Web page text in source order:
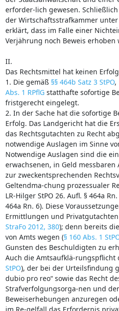
erforder-lich gewesen.
der Wirtschaftsstrafkammer
erklärt, dass im Falle einer
Verjährung noch Beweis erhoben
II.
Das Rechtsmittel hat keinen
1. Die gemäß §§ 464b Satz 3 StPO,
Abs. 1 RPflGstatthafte sofortige
fristgerecht eingelegt.
2. In der Sache hat die sofortige
Erfolg. Das Landgericht hat die
das Rechtsgutachten zu Recht
notwendige Auslagen im Sinne
Notwendige Auslagen sind die
erwachsenen, in Geld
zur zweckentsprechenden
Geltendma-chung prozessualer
LR-Hilger StPO 26. Aufl. § 464a
464a Rn. 6). Diese
Ermittlungen und
StraFo 2012, 380); denn bereits
von Amts wegen (§ 160 Abs. 1
Gunsten des Beschuldigten zu
Auch die Amtsaufklä-rungspflicht
StPO), der bei der Urteilsfindung
dubio pro reo“ sowie das Recht
Strafverfolgungsorga-nen und
Beweiserhebungen anzuregen
im Re-gelfall das Erfordernis